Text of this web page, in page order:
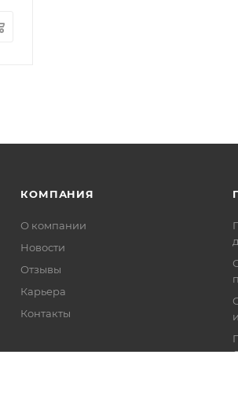
КОМПАНИЯ
О компании
Новости
Отзывы
Карьера
Контакты